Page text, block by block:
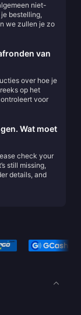
niet-
bestelling,
we zullen je zo
van
over hoe je
op het
voor
Wat moet
check your
still missing,
details, and